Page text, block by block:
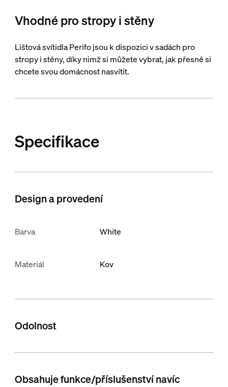
Vhodné pro stropy i stěny
Lištová svítidla Perifo jsou k dispozici v sadách pro
stropy i stěny, díky nimž si můžete vybrat, jak přesně si
chcete svou domácnost nasvítit.
Specifikace
Design a provedení
Barva White
Materiál Kov
Odolnost
Obsahuje funkce/příslušenství navíc